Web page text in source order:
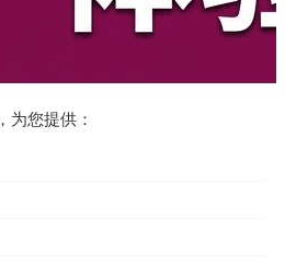
，为您提供：